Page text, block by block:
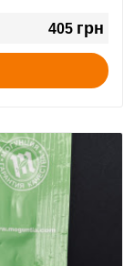
405 грн